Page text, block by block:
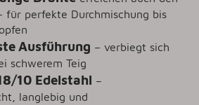
für perfekte Durchmischung bis
Ausführung – verbiegt sich
schwerem Teig
10 Edelstahl –
langlebig und